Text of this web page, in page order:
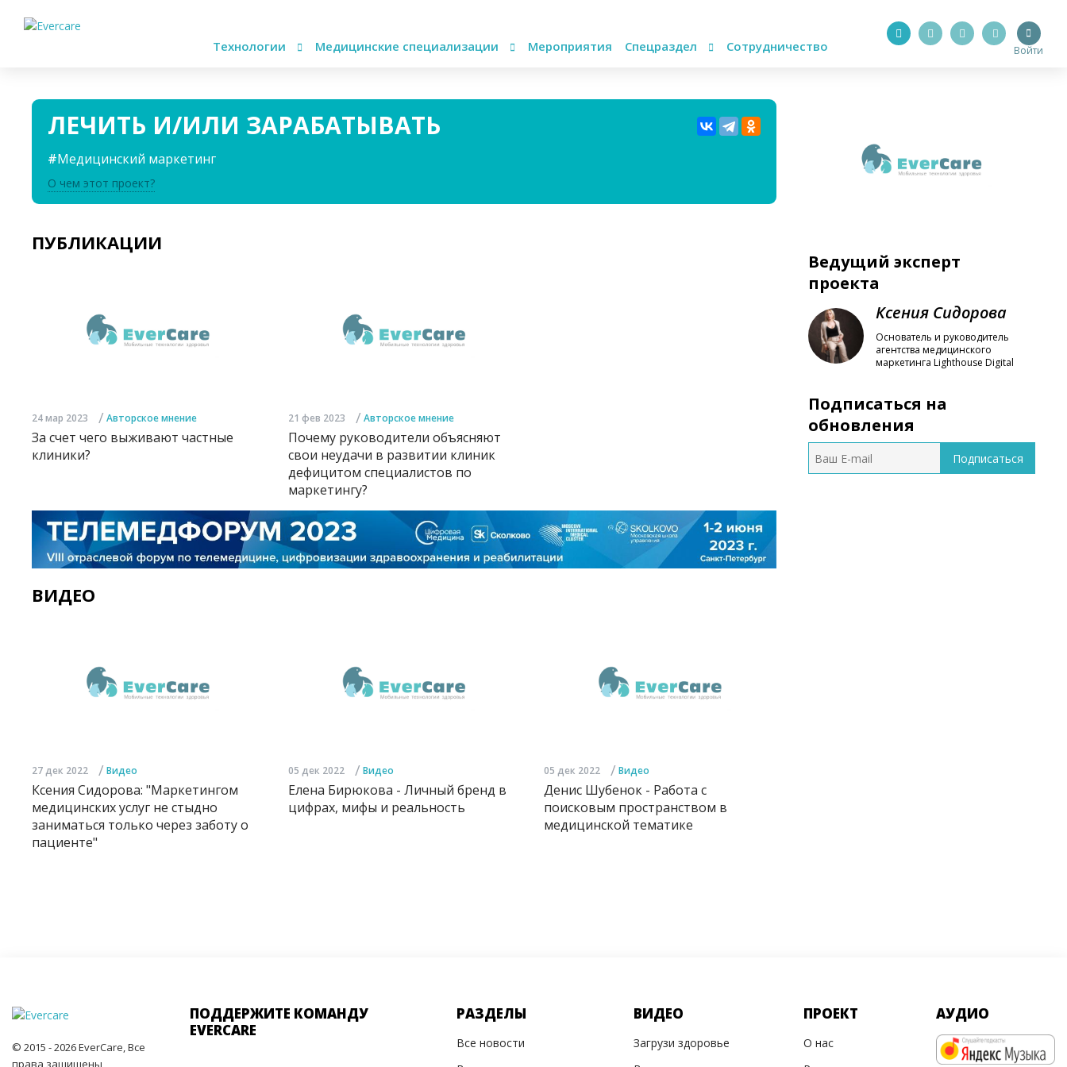
Технологии Медицинские специализации Мероприятия Спецраздел Сотрудничество Войти
ЛЕЧИТЬ И/ИЛИ ЗАРАБАТЫВАТЬ
Медицинский маркетинг
О чем этот проект?
ПУБЛИКАЦИИ
24 мар 2023 / Авторское мнение
За счет чего выживают частные
клиники?
21 фев 2023 / Авторское мнение
Почему руководители объясняют
свои неудачи в развитии клиник
дефицитом специалистов по
маркетингу?
ВИДЕО
27 дек 2022 / Видео
Ксения Сидорова: "Маркетингом
медицинских услуг не стыдно
заниматься только через заботу о
пациенте"
05 дек 2022 / Видео
Елена Бирюкова - Личный бренд в
цифрах, мифы и реальность
05 дек 2022 / Видео
Денис Шубенок - Работа с
поисковым пространством в
медицинской тематике
Ведущий эксперт
проекта
Ксения Сидорова
Основатель и руководитель
агентства медицинского
маркетинга Lighthouse Digital
Подписаться на
обновления
© 2015 - 2026 EverCare, Все
права защищены
ПОДДЕРЖИТЕ КОМАНДУ
EVERCARE
РАЗДЕЛЫ
Все новости
ВИДЕО
Загрузи здоровье
ПРОЕКТ
О нас
АУДИО